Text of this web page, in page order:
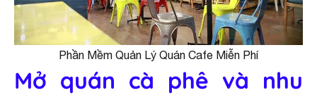
Phần Mềm Quản Lý Quán Cafe Miễn Phí
Mở quán cà phê và nhu